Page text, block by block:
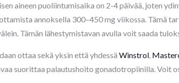
aineen puoliintumisaika on 2-4 päivää, joten
annoksella 300–450 mg viikossa. Tämä
Tämän lähestymistavan avulla voit saada
ottaa sekä yksin että yhdessä Winstrol,
suorittaa palautushoito gonadotropiinilla. Voit